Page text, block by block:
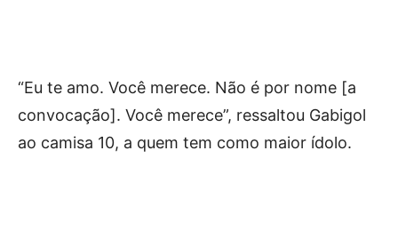
“Eu te amo. Você merece. Não é por nome [a
convocação]. Você merece”, ressaltou Gabigol
ao camisa 10, a quem tem como maior ídolo.